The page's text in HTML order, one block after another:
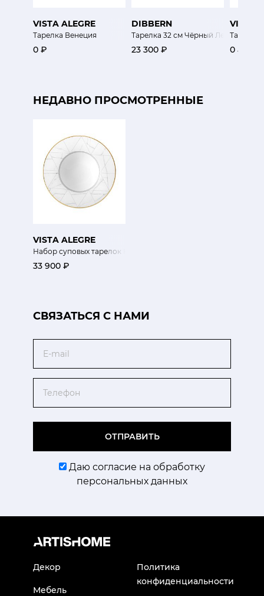
VISTA ALEGRE
Тарелка Венеция
0 ₽
DIBBERN
Тарелка 32 см Чёрный Лес
23 300 ₽
VISTA
Тарелка
0 ₽
НЕДАВНО ПРОСМОТРЕННЫЕ
VISTA ALEGRE
Набор суповых тарелок Каррара
33 900 ₽
CВЯЗАТЬСЯ С НАМИ
ОТПРАВИТЬ
Даю согласие на обработку
персональных данных
Декор
Мебель
Политика
конфиденциальности